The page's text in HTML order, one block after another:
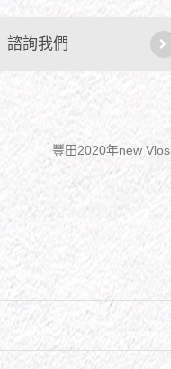
諮詢我們
豐田2020年new Vlos